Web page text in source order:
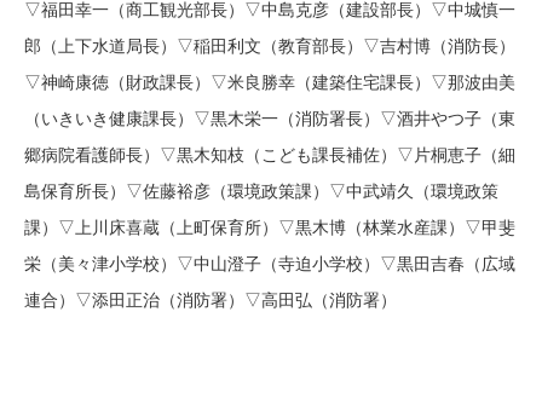
▽福田幸一（商工観光部長）▽中島克彦（建設部長）▽中城慎一
郎（上下水道局長）▽稲田利文（教育部長）▽吉村博（消防長）
▽神崎康徳（財政課長）▽米良勝幸（建築住宅課長）▽那波由美
（いきいき健康課長）▽黒木栄一（消防署長）▽酒井やつ子（東
郷病院看護師長）▽黒木知枝（こども課長補佐）▽片桐恵子（細
島保育所長）▽佐藤裕彦（環境政策課）▽中武靖久（環境政策
課）▽上川床喜蔵（上町保育所）▽黒木博（林業水産課）▽甲斐
栄（美々津小学校）▽中山澄子（寺迫小学校）▽黒田吉春（広域
連合）▽添田正治（消防署）▽高田弘（消防署）